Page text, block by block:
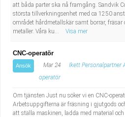
Sanering och renhållning
Socialt arbete
Säkerhetsarbete
Tekniskt arbete
Transport
Lastbilsförare m.fl.
Fastighetsskötare
Informatör/Kommunikatör
Brevbärare
Sjuksköterska,
att båda parter ska nå framgång. Sandvik
största tillverkningsenhet med ca 1250
området hårdmetallskär samt borrar, fräsar
metaller. Våra ku...
Visa mer
CNC-operatör
Ansök Mar 24 Ikett Personalpartner
operatör
Om tjänsten Just nu söker vi en CNC-
Arbetsuppgifterna är fräsning i gjutgods
att ställa maskinen, ladda med material